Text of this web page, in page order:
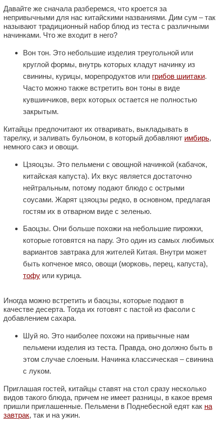
Давайте же сначала разберемся, что кроется за
непривычными для нас китайскими названиями. Дим сум – так
называют традиционный набор блюд из теста с различными
начинками. Что же входит в него?
Вон тон. Это небольшие изделия треугольной или
круглой формы, внутрь которых кладут начинку из
свинины, курицы, морепродуктов или грибов шиитаки.
Часто можно также встретить вон тоны в виде
кувшинчиков, верх которых остается не полностью
закрытым.
Китайцы предпочитают их отваривать, выкладывать в
тарелку, и заливать бульоном, в который добавляют имбирь,
немного сакэ и овощи.
Цзяоцзы. Это пельмени с овощной начинкой (кабачок,
китайская капуста). Их вкус является достаточно
нейтральным, потому подают блюдо с острыми
соусами. Жарят цзяоцзы редко, в основном, предлагая
гостям их в отварном виде с зеленью.
Баоцзы. Они больше похожи на небольшие пирожки,
которые готовятся на пару. Это один из самых любимых
вариантов завтрака для жителей Китая. Внутри может
быть копченое мясо, овощи (морковь, перец, капуста),
тофу или курица.
Иногда можно встретить и баоцзы, которые подают в
качестве десерта. Тогда их готовят с пастой из фасоли с
добавлением сахара.
Шуй яо. Это наиболее похожи на привычные нам
пельмени изделия из теста. Правда, оно должно быть в
этом случае слоеным. Начинка классическая – свинина
с луком.
Приглашая гостей, китайцы ставят на стол сразу несколько
видов такого блюда, причем не имеет разницы, в какое время
пришли приглашенные. Пельмени в Поднебесной едят как на
завтрак, так и на ужин.